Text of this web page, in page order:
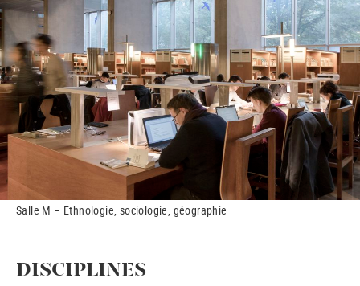
Salle M – Ethnologie, sociologie, géographie
DISCIPLINES